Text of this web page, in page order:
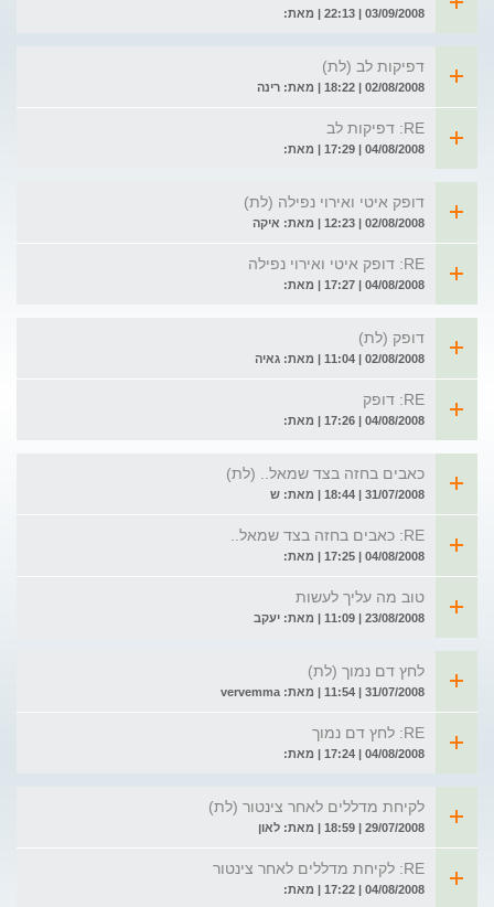
03/09/2008 | 22:13 | מאת:
דפיקות לב (לת)
02/08/2008 | 18:22 | מאת: רינה
RE: דפיקות לב
04/08/2008 | 17:29 | מאת:
דופק איטי ואירוי נפילה (לת)
02/08/2008 | 12:23 | מאת: איקה
RE: דופק איטי ואירוי נפילה
04/08/2008 | 17:27 | מאת:
דופק (לת)
02/08/2008 | 11:04 | מאת: גאיה
RE: דופק
04/08/2008 | 17:26 | מאת:
כאבים בחזה בצד שמאל.. (לת)
31/07/2008 | 18:44 | מאת: ש
RE: כאבים בחזה בצד שמאל..
04/08/2008 | 17:25 | מאת:
טוב מה עליך לעשות
23/08/2008 | 11:09 | מאת: יעקב
לחץ דם נמוך (לת)
31/07/2008 | 11:54 | מאת: vervemma
RE: לחץ דם נמוך
04/08/2008 | 17:24 | מאת:
לקיחת מדללים לאחר צינטור (לת)
29/07/2008 | 18:59 | מאת: לאון
RE: לקיחת מדללים לאחר צינטור
04/08/2008 | 17:22 | מאת: